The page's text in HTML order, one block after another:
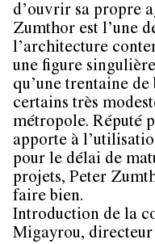
d’ouvrir sa propre
Zumthor est l’une
l’architecture
une figure
qu’une trentaine
certains très
métropole. Réputé
apporte à
pour le délai de
projets, Peter
faire bien.
Introduction de la
Migayrou,